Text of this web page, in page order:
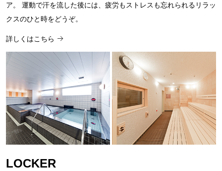
ア。 運動で汗を流した後には、疲労もストレスも忘れられるリラッ
クスのひと時をどうぞ。
詳しくはこちら
LOCKER